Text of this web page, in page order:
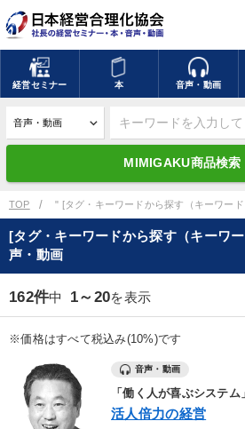
経営セミナー 本 音声・動画
MIMIGAKU商品検索
キーワードを入力して探す
デジタル版対応のみ検索結果に表示
search 上記の条件で
mic 講演収録物を探す
全国経営者セミナー講演収録物（全1315タ
ます
優秀各社の智恵と戦略 事業家のロマ
TOP " [タグ・キーワードから探す（キーワー
[タグ・キーワードから探す（キーワ
声・動画
162件中 1～20を表示
※価格はすべて税込み(10%)です
音声・動画
「働く人が喜ぶシステム
活人倍力の経営